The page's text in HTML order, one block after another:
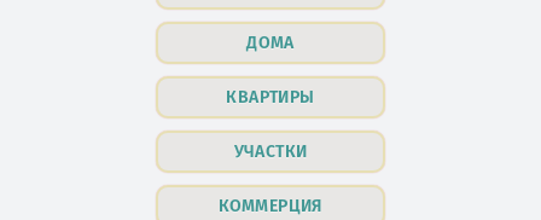
ДОМА
КВАРТИРЫ
УЧАСТКИ
КОММЕРЦИЯ